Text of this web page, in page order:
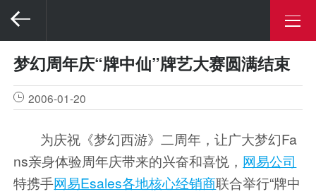
梦幻周年庆“牌中仙”牌艺大赛圆满结束
2006-01-20
为庆祝《梦幻西游》二周年，让广大梦幻Fa
ns亲身体验周年庆带来的兴奋和喜悦， 网易公司
特携手网易Esales各地核心经销商联合举行“牌中